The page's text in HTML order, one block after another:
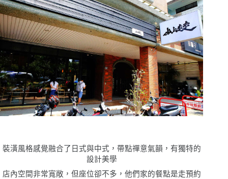
裝潢風格感覺融合了日式與中式，帶點禪意氣韻，有獨特的
設計美學
店內空間非常寬敞，但座位卻不多，他們家的餐點是走預約